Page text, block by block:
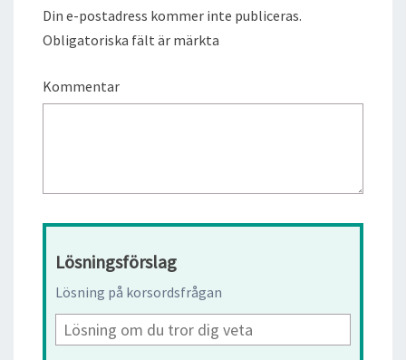
Din e-postadress kommer inte publiceras.
Obligatoriska fält är märkta
Kommentar
Lösningsförslag
Lösning på korsordsfrågan